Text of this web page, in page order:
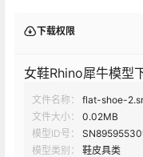
下载权限
女鞋Rhino犀牛模型
文件名称：
flat-shoe-
文件大小：
0.02MB
模型ID号：
模型类别：
鞋皮具类